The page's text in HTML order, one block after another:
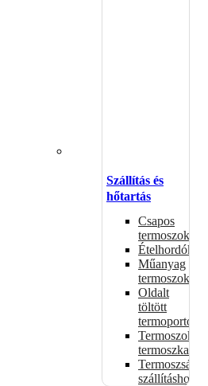
Szállítás és
hőtartás
Csapos
termoszok
Ételhordók
Műanyag
termoszok
Oldalt
töltött
termoportok
Termoszok,
termoszkannák
Termoszsákok
szállításhoz